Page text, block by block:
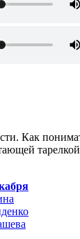
Как